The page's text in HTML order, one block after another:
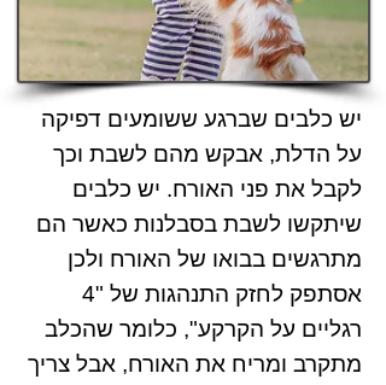
יש כלבים שברגע ששומעים דפיקה
על הדלת, אבקש מהם לשבת וכך
לקבל את פני האורח. יש כלבים
שיתקשו לשבת בסבלנות כאשר הם
מתרגשים בבואו של האורח ולכן
אסתפק לחזק התנהגות של "4
רגליים על הקרקע", כלומר שהכלב
מתקרב ומריח את האורח, אבל צריך